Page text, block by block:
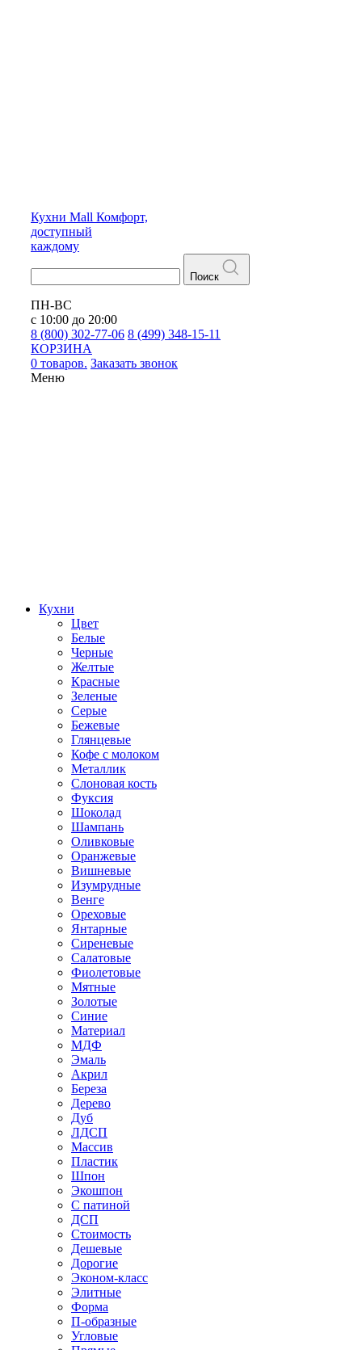
Кухни Mall Комфорт,
доступный
каждому
Поиск
ПН-ВС
с 10:00 до 20:00
8 (800) 302-77-06 8 (499) 348-15-11
КОРЗИНА
0 товаров. Заказать звонок
Меню
Кухни
Цвет
Белые
Черные
Желтые
Красные
Зеленые
Серые
Бежевые
Глянцевые
Кофе с молоком
Металлик
Слоновая кость
Фуксия
Шоколад
Шампань
Оливковые
Оранжевые
Вишневые
Изумрудные
Венге
Ореховые
Янтарные
Сиреневые
Салатовые
Фиолетовые
Мятные
Золотые
Синие
Материал
МДФ
Эмаль
Акрил
Береза
Дерево
Дуб
ЛДСП
Массив
Пластик
Шпон
Экошпон
С патиной
ДСП
Стоимость
Дешевые
Дорогие
Эконом-класс
Элитные
Форма
П-образные
Угловые